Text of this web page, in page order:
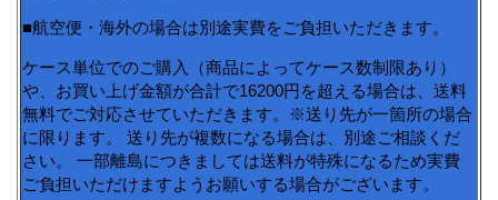
■航空便・海外の場合は別途実費をご負担いただきます。
ケース単位でのご購入（商品によってケース数制限あり）
や、お買い上げ金額が合計で16200円を超える場合は、送料
無料でご対応させていただきます。※送り先が一箇所の場合
に限ります。 送り先が複数になる場合は、別途ご相談くだ
さい。 一部離島につきましては送料が特殊になるため実費
ご負担いただけますようお願いする場合がございます。